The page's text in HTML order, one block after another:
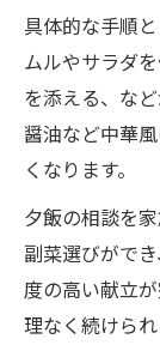
具体的な手順
ムルやサラダ
を添える、な
醤油など中華
くなります。
夕飯の相談を
副菜選びがで
度の高い献立
理なく続けら